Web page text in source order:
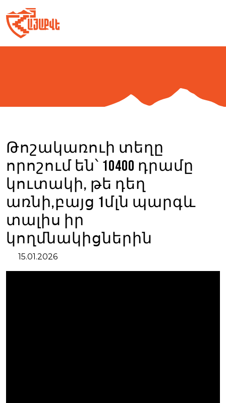
to
content
Թոշակառուի տեղը
որոշում են՝ 10400 դրամը
կուտակի, թե դեղ
առնի,բայց 1մլն պարգև
տալիս իր
կողմնակիցներին
15.01.2026